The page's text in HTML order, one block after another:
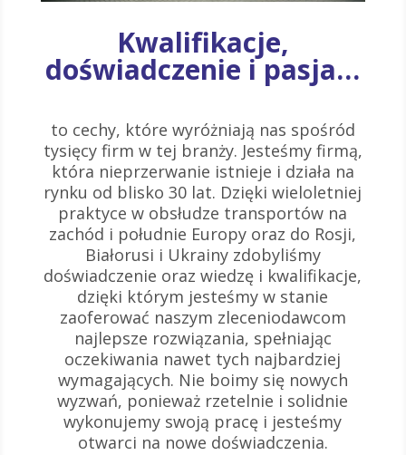
Kwalifikacje,
doświadczenie i pasja…
to cechy, które wyróżniają nas spośród
tysięcy firm w tej branży. Jesteśmy firmą,
która nieprzerwanie istnieje i działa na
rynku od blisko 30 lat. Dzięki wieloletniej
praktyce w obsłudze transportów na
zachód i południe Europy oraz do Rosji,
Białorusi i Ukrainy zdobyliśmy
doświadczenie oraz wiedzę i kwalifikacje,
dzięki którym jesteśmy w stanie
zaoferować naszym zleceniodawcom
najlepsze rozwiązania, spełniając
oczekiwania nawet tych najbardziej
wymagających. Nie boimy się nowych
wyzwań, ponieważ rzetelnie i solidnie
wykonujemy swoją pracę i jesteśmy
otwarci na nowe doświadczenia.